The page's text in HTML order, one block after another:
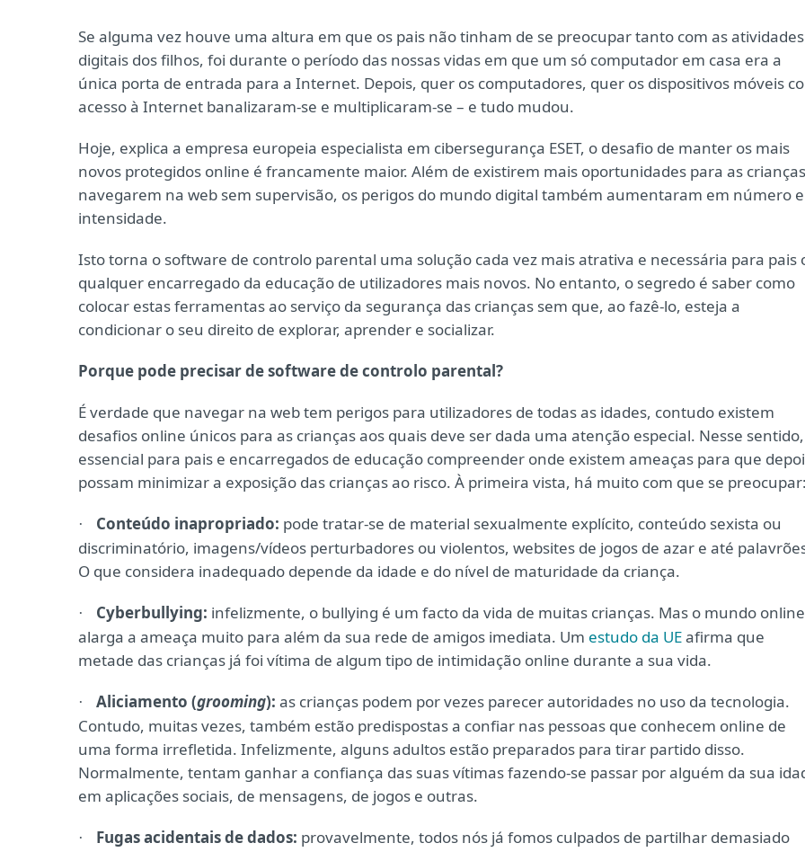
Se alguma vez houve uma altura em que os pais não tinham de se preocupar tanto com as atividades
digitais dos filhos, foi durante o período das nossas vidas em que um só computador em casa era a
única porta de entrada para a Internet. Depois, quer os computadores, quer os dispositivos móveis
acesso à Internet banalizaram-se e multiplicaram-se – e tudo mudou.
Hoje, explica a empresa europeia especialista em cibersegurança ESET, o desafio de manter os mais
novos protegidos online é francamente maior. Além de existirem mais oportunidades para as crianças
navegarem na web sem supervisão, os perigos do mundo digital também aumentaram em número e
intensidade.
Isto torna o software de controlo parental uma solução cada vez mais atrativa e necessária para pais
qualquer encarregado da educação de utilizadores mais novos. No entanto, o segredo é saber como
colocar estas ferramentas ao serviço da segurança das crianças sem que, ao fazê-lo, esteja a
condicionar o seu direito de explorar, aprender e socializar.
Porque pode precisar de software de controlo parental?
É verdade que navegar na web tem perigos para utilizadores de todas as idades, contudo existem
desafios online únicos para as crianças aos quais deve ser dada uma atenção especial. Nesse
essencial para pais e encarregados de educação compreender onde existem ameaças para que
possam minimizar a exposição das crianças ao risco. À primeira vista, há muito com que se
· Conteúdo inapropriado: pode tratar-se de material sexualmente explícito, conteúdo sexista ou
discriminatório, imagens/vídeos perturbadores ou violentos, websites de jogos de azar e até
O que considera inadequado depende da idade e do nível de maturidade da criança.
· Cyberbullying: infelizmente, o bullying é um facto da vida de muitas crianças. Mas o mundo online
alarga a ameaça muito para além da sua rede de amigos imediata. Um estudo da UEafirma que
metade das crianças já foi vítima de algum tipo de intimidação online durante a sua vida.
· Aliciamento (grooming): as crianças podem por vezes parecer autoridades no uso da tecnologia.
Contudo, muitas vezes, também estão predispostas a confiar nas pessoas que conhecem online de
uma forma irrefletida. Infelizmente, alguns adultos estão preparados para tirar partido disso.
Normalmente, tentam ganhar a confiança das suas vítimas fazendo-se passar por alguém da sua
em aplicações sociais, de mensagens, de jogos e outras.
· Fugas acidentais de dados: provavelmente, todos nós já fomos culpados de partilhar demasiado